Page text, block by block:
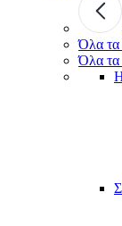
Όλα τα
Όλα τα